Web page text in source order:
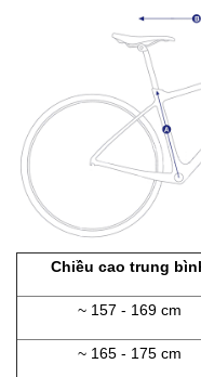
Chiều cao trung
~ 157 - 169 cm
~ 165 - 175 cm